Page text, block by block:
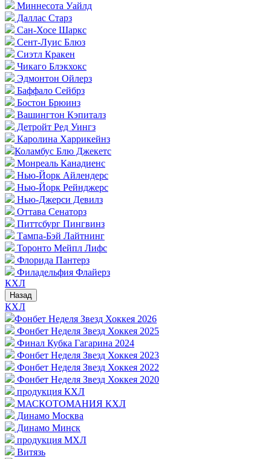
Миннесота Уайлд
Даллас Старз
Сан-Хосе Шаркс
Сент-Луис Блюз
Сиэтл Кракен
Чикаго Блэкхокс
Эдмонтон Ойлерз
Баффало Сейбрз
Бостон Брюинз
Вашингтон Кэпиталз
Детройт Ред Уингз
Каролина Харрикейнз
Коламбус Блю Джекетс
Монреаль Канадиенс
Нью-Йорк Айлендерс
Нью-Йорк Рейнджерс
Нью-Джерси Девилз
Оттава Сенаторз
Питтсбург Пингвинз
Тампа-Бэй Лайтнинг
Торонто Мейпл Лифс
Флорида Пантерз
Филадельфия Флайерз
КХЛ
Назад
КХЛ
Фонбет Неделя Звезд Хоккея 2026
Фонбет Неделя Звезд Хоккея 2025
Финал Кубка Гагарина 2024
Фонбет Неделя Звезд Хоккея 2023
Фонбет Неделя Звезд Хоккея 2022
Фонбет Неделя Звезд Хоккея 2020
продукция КХЛ
МАСКОТОМАНИЯ КХЛ
Динамо Москва
Динамо Минск
продукция МХЛ
Витязь